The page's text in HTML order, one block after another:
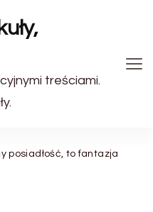
treściami.
posiadłość, to fantazja